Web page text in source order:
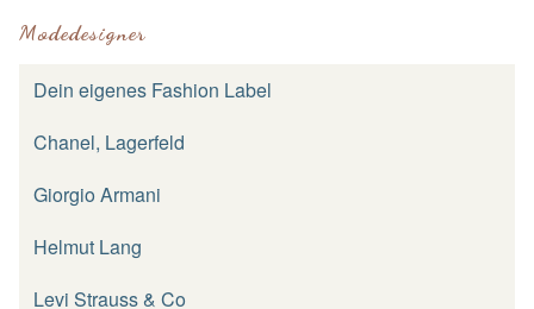
Modedesigner
Dein eigenes Fashion Label
Chanel, Lagerfeld
Giorgio Armani
Helmut Lang
Levi Strauss & Co